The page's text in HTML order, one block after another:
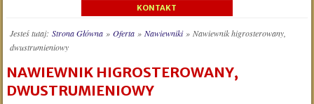
KONTAKT
Jesteś tutaj:Strona Główna »Oferta »Nawiewniki »Nawiewnik higrosterowany,
dwustrumieniowy
NAWIEWNIK HIGROSTEROWANY,
DWUSTRUMIENIOWY